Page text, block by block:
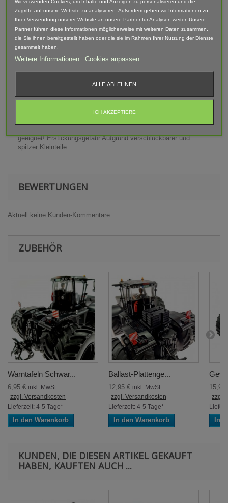
Maße (H): 11 mm, Durchmesser 28 mm, Gewicht 4 g
Lieferumfang: 4 Radgewichte
Abgebildete Fahrzeuge und Zubehör sind nicht im Lieferumfang
enthalten.
geeignet! Erstickungsgefahr Aufgrund verschluckbarer und
spitzer Kleinteile.
BEWERTUNGEN
Aktuell keine Kunden-Kommentare
ZUBEHÖR
Warntafeln Schwar...
6,95 € inkl. MwSt.
zzgl. Versandkosten
Lieferzeit: 4-5 Tage*
In den Warenkorb
Ballast-Plattenge...
12,95 € inkl. MwSt.
zzgl. Versandkosten
Lieferzeit: 4-5 Tage*
In den Warenkorb
zzgl.
In
KUNDEN, DIE DIESEN ARTIKEL GEKAUFT
HABEN, KAUFTEN AUCH ...
Zugriffe auf unsere Website zu analysieren. Außerdem geben wir Informationen zu
Ihrer Verwendung unserer Website an unsere Partner für Analysen weiter. Unsere
Partner führen diese Informationen möglicherweise mit weiteren Daten zusammen,
die Sie ihnen bereitgestellt haben oder die sie im Rahmen Ihrer Nutzung der Dienste
gesammelt haben.
Weitere Informationen Cookies anpassen
ALLE ABLEHNEN
ICH AKZEPTIERE